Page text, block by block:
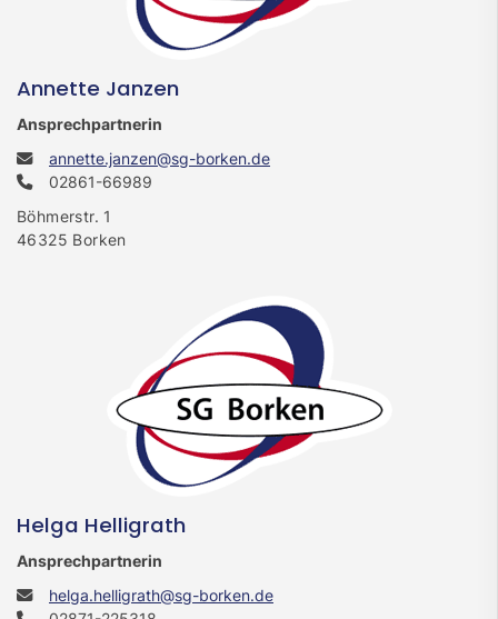
Annette Janzen
Ansprechpartnerin
annette.janzen@sg-borken.de
02861-66989
Böhmerstr. 1
46325 Borken
Helga Helligrath
Ansprechpartnerin
helga.helligrath@sg-borken.de